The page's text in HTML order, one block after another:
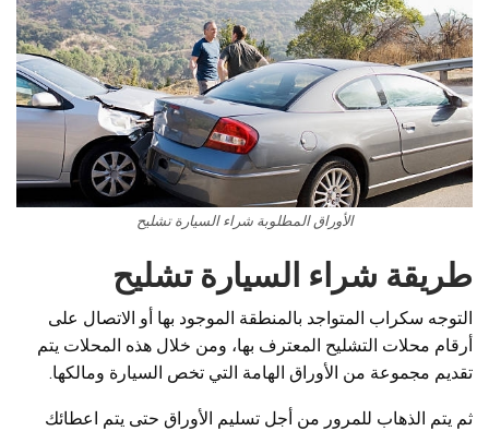
الأوراق المطلوبة شراء السيارة تشليح
طريقة شراء السيارة تشليح
التوجه سكراب المتواجد بالمنطقة الموجود بها أو الاتصال على
أرقام محلات التشليح المعترف بها، ومن خلال هذه المحلات يتم
تقديم مجموعة من الأوراق الهامة التي تخص السيارة ومالكها.
ثم يتم الذهاب للمرور من أجل تسليم الأوراق حتى يتم اعطائك